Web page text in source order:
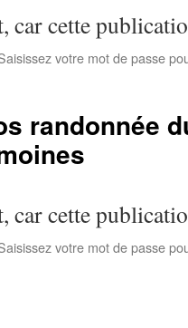
car cette
votre mot de passe
randonnée
car cette
votre mot de passe